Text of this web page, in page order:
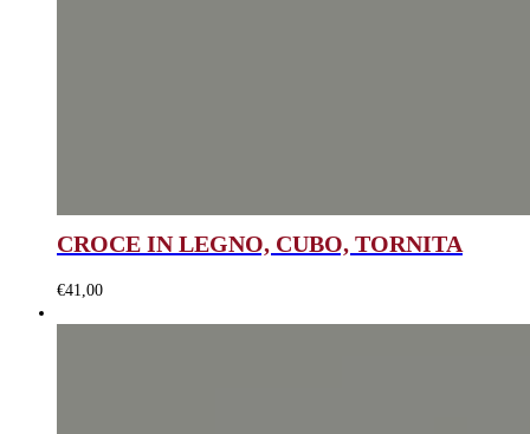
CROCE IN LEGNO, CUBO, TORNITA
€41,00